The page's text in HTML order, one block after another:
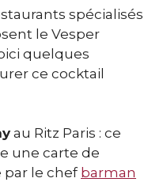
spécialisés
le Vesper
quelques
ce cocktail
au Ritz Paris : ce
une carte de
par le chefbarman